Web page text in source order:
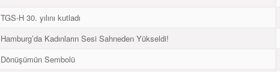
TGS-H 30. yılını kutladı
Hamburg’da Kadınların Sesi Sahneden Yükseldi!
Dönüşümün Sembolü